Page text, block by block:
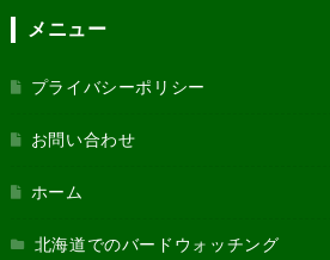
メニュー
プライバシーポリシー
お問い合わせ
ホーム
北海道でのバードウォッチング